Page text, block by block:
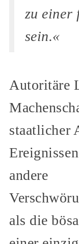
zu einer
sein.«
Autoritäre
staatlicher
andere
als die